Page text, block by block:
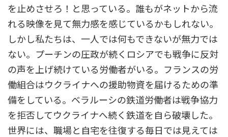
を止めさせろ！と思っている。誰もがネットから流
れる映像を見て無力感を感じているかもしれない。
しかし私たちは、一人では何もできないが無力では
ない。プーチンの圧政が続くロシアでも戦争に反対
の声を上げ続けている労働者がいる。フランスの労
働組合はウクライナへの援助物資を届けるための準
備をしている。ベラルーシの鉄道労働者は戦争協力
を拒否してウクライナへ続く鉄道を自ら破壊した。
世界には、職場と自宅を往復する毎日では見えては